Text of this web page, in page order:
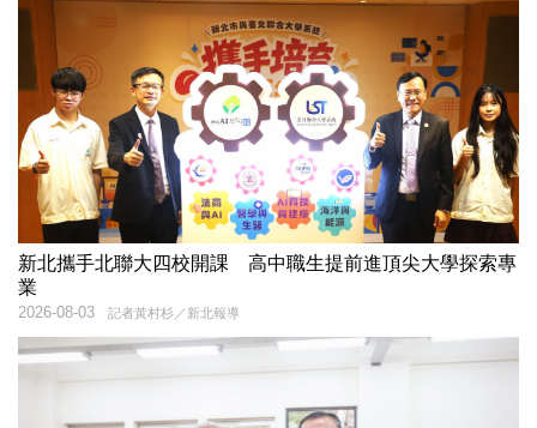
新北攜手北聯大四校開課 高中職生提前進頂尖大學探索專
業
記者黃村杉／新北報導
2026-08-03